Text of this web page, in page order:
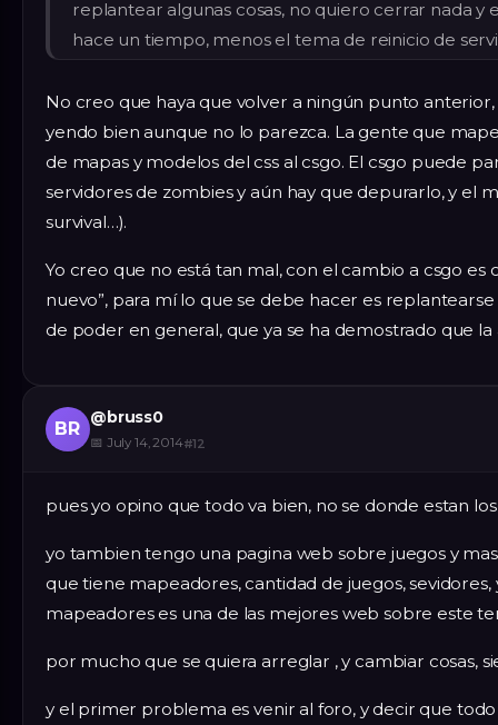
replantear algunas cosas, no quiero cerrar nada y
hace un tiempo, menos el tema de reinicio de
No creo que haya que volver a ningún punto anterior,
yendo bien aunque no lo parezca. La gente que
de mapas y modelos del css al csgo. El csgo puede
servidores de zombies y aún hay que depurarlo, y el
survival…).
Yo creo que no está tan mal, con el cambio a csgo es
nuevo”, para mí lo que se debe hacer es
de poder en general, que ya se ha demostrado que
BR
@bruss0
📅 July 14, 2014#12
pues yo opino que todo va bien, no se donde estan
yo tambien tengo una pagina web sobre juegos y
que tiene mapeadores, cantidad de juegos,
mapeadores es una de las mejores web sobre este
por mucho que se quiera arreglar , y cambiar cosas,
y el primer problema es venir al foro, y decir que todo